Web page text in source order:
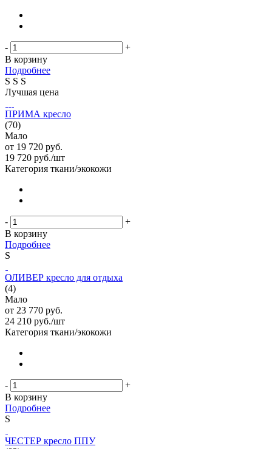
-
+
В корзину
Подробнее
S S S
Лучшая цена
ПРИМА кресло
(70)
Мало
от 19 720 руб.
19 720 руб./шт
Категория ткани/экокожи
-
+
В корзину
Подробнее
S
ОЛИВЕР кресло для отдыха
(4)
Мало
от 23 770 руб.
24 210 руб./шт
Категория ткани/экокожи
-
+
В корзину
Подробнее
S
ЧЕСТЕР кресло ППУ